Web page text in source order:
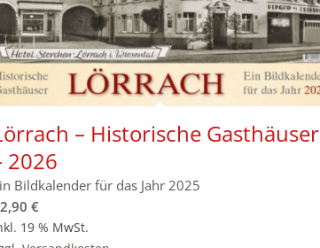
– Historische Gasthäuser
2026
Bildkalender für das Jahr 2025
€
19 % MwSt.